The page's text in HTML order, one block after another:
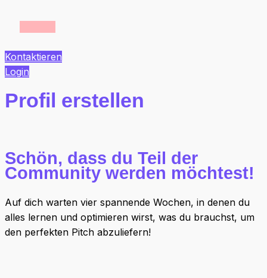
Kontaktieren
Login
Profil erstellen
Schön, dass du Teil der
Community werden möchtest!
Auf dich warten vier spannende Wochen, in denen du
alles lernen und optimieren wirst, was du brauchst, um
den perfekten Pitch abzuliefern!